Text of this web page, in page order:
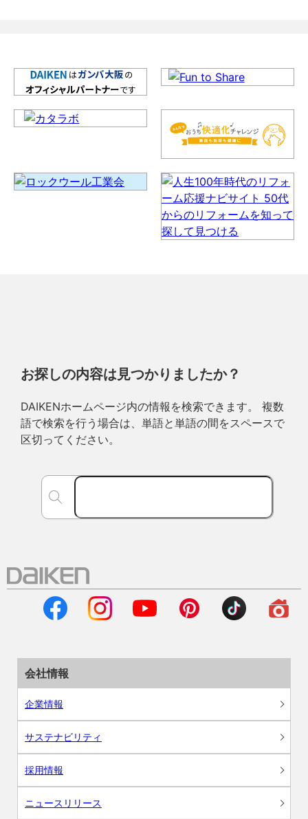
お探しの内容は見つかりましたか？
DAIKENホームページ内の情報を検索できます。 複数
語で検索を行う場合は、単語と単語の間をスペースで
区切ってください。
会社情報
企業情報
サステナビリティ
採用情報
ニュースリリース